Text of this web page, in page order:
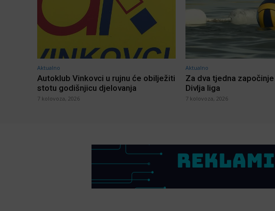
Aktualno
Autoklub Vinkovci u rujnu će obilježiti
stotu godišnjicu djelovanja
7 kolovoza, 2026
Aktualno
Za dva tjedna
Divlja liga
7 kolovoza, 2026